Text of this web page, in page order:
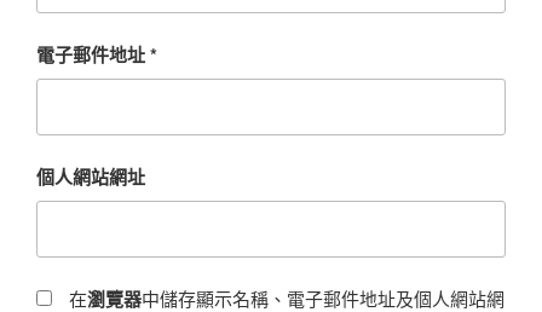
電子郵件地址*
個人網站網址
在瀏覽器中儲存顯示名稱、電子郵件地址及個人網站網